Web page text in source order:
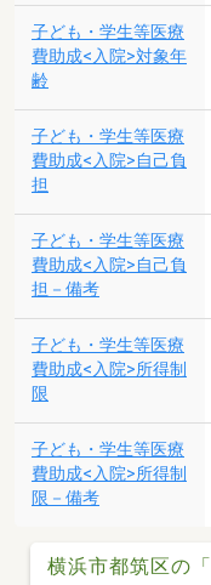
子ども・学生等医療
費助成<入院>対象年
齢
子ども・学生等医療
費助成<入院>自己負
担
子ども・学生等医療
費助成<入院>自己負
担－備考
子ども・学生等医療
費助成<入院>所得制
限
子ども・学生等医療
費助成<入院>所得制
限－備考
横浜市都筑区の「